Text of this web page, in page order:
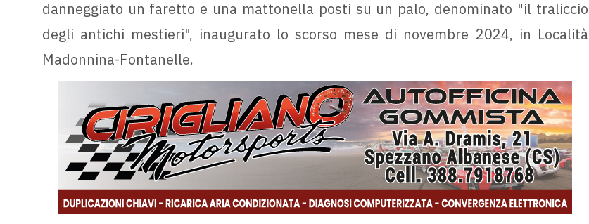
danneggiato un faretto e una mattonella posti su un palo, denominato "il traliccio
degli antichi mestieri", inaugurato lo scorso mese di novembre 2024, in Località
Madonnina-Fontanelle.